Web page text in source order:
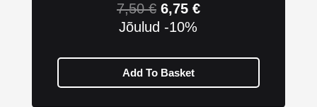
7,50€ 6,75 €
Jõulud -10%
Add To Basket